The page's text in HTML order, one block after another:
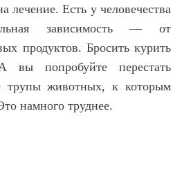
лечение. Есть у человечества
зависимость — от
продуктов. Бросить курить
попробуйте перестать
трупы животных, к которым
намного труднее.